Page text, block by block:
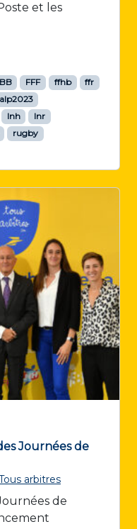
et les
FFF ffhb
ffr
lnh
lnr
rugby
Journées de
arbitres
de